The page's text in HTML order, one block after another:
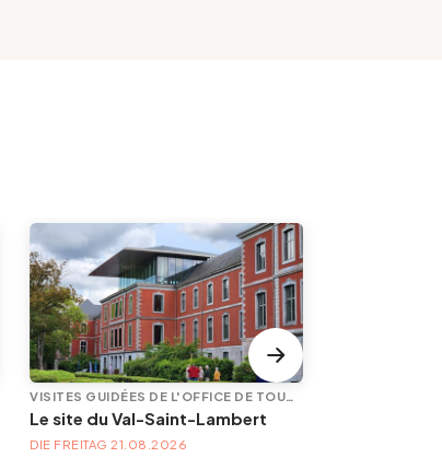
VISITES GUIDÉES DE L'OFFICE DE TOURISME
Le site du Val-Saint-Lambert
DIE FREITAG 21.08.2026